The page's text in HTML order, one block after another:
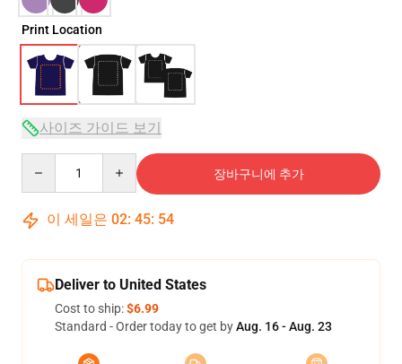
Print Location
사이즈 가이드 보기
장바구니에 추가
이 세일은 02: 45: 53
Deliver to United States
Cost to ship:$6.99
Standard - Order today to get byAug. 16 - Aug. 23